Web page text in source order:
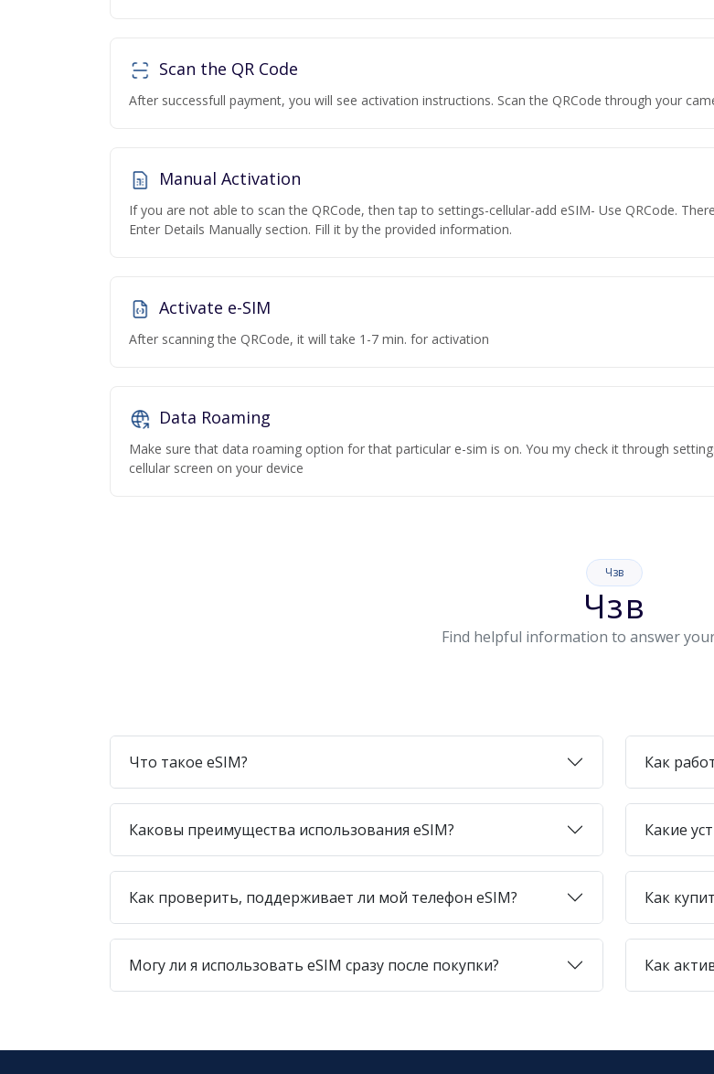
Scan the QR Code
After successfull payment, you will see activation instructions. Scan the QRCode through your
Manual Activation
If you are not able to scan the QRCode, then tap to settings-cellular-add eSIM- Use QRCode.
Enter Details Manually section. Fill it by the provided information.
Activate e-SIM
After scanning the QRCode, it will take 1-7 min. for activation
Data Roaming
Make sure that data roaming option for that particular e-sim is on. You my check it through
cellular screen on your device
Чзв
Чзв
Find helpful information to answer
Что такое eSIM? Как
Каковы преимущества использования eSIM? Какие
Как проверить, поддерживает ли мой телефон eSIM? Как
Могу ли я использовать eSIM сразу после покупки? Как